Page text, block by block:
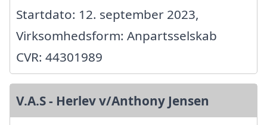
Startdato: 12. september 2023,
Virksomhedsform: Anpartsselskab
CVR: 44301989
V.A.S - Herlev v/Anthony Jensen